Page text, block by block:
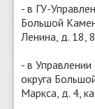
- в ГУ-
Большой
Ленина, д. 18,
- в
округа
Маркса, д. 4,